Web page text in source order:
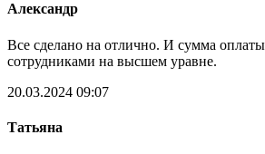
Александр
Все сделано на отлично. И сумма
сотрудниками на высшем уравне.
20.03.2024 09:07
Татьяна